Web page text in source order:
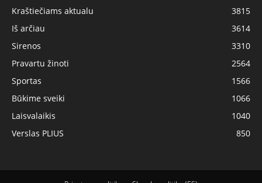
Kraštiečiams aktualu
3815
Iš arčiau
3614
Sirenos
3310
Pravartu žinoti
2564
Sportas
1566
Būkime sveiki
1066
Laisvalaikis
1040
Verslas PLIUS
850